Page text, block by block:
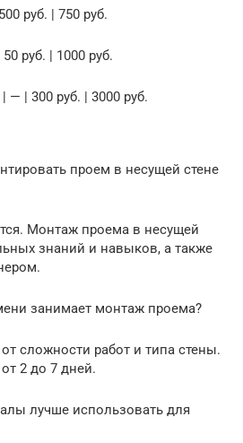
руб. | 750 руб.
руб. | 1000 руб.
— | 300 руб. | 3000 руб.
проем в несущей стене
Монтаж проема в несущей
знаний и навыков, а также
занимает монтаж проема?
сложности работ и типа стены.
2 до 7 дней.
лучше использовать для